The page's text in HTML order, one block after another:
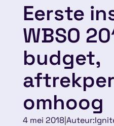
Eerste
WBSO
budget,
omhoog
4 mei 2018|Auteur: